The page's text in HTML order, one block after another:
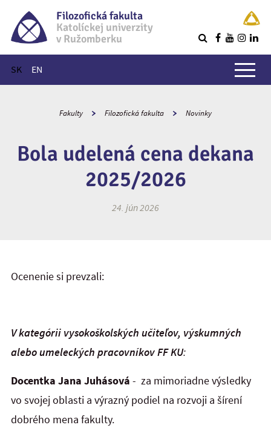
Filozofická fakulta
Katolíckej univerzity
v Ružomberku
SK EN
Hlavné menu
Fakulty Filozofická fakulta Novinky
Bola udelená cena dekana
2025/2026
24. jún 2026
Ocenenie si prevzali:
V kategórii vysokoškolských učiteľov, výskumných
alebo umeleckých pracovníkov FF KU:
Docentka Jana Juhásová - za mimoriadne výsledky
vo svojej oblasti a výrazný podiel na rozvoji a šírení
dobrého mena fakulty.